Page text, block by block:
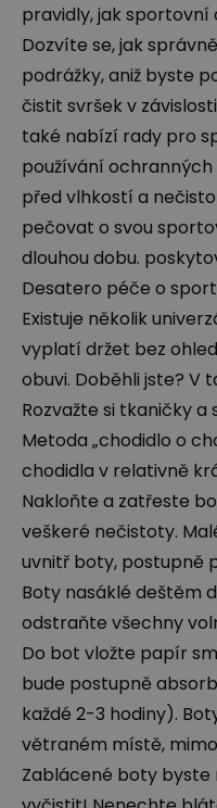
pravidly, jak
Dozvíte se, jak
podrážky, aniž byste
čistit svršek v
také nabízí rady pro
používání
před vlhkostí a
pečovat o svou
dlouhou dobu.
Desatero péče o
Existuje několik
vyplatí držet bez
obuvi. Doběhli jste? V
Rozvažte si tkaničky
Metoda „chodidlo o
chodidla v relativně
Nakloňte a zatřeste
veškeré nečistoty.
uvnitř boty, postupně
Boty nasáklé deštěm
odstraňte všechny
Do bot vložte papír
bude postupně
každé 2-3 hodiny).
větraném místě,
Zablácené boty byste